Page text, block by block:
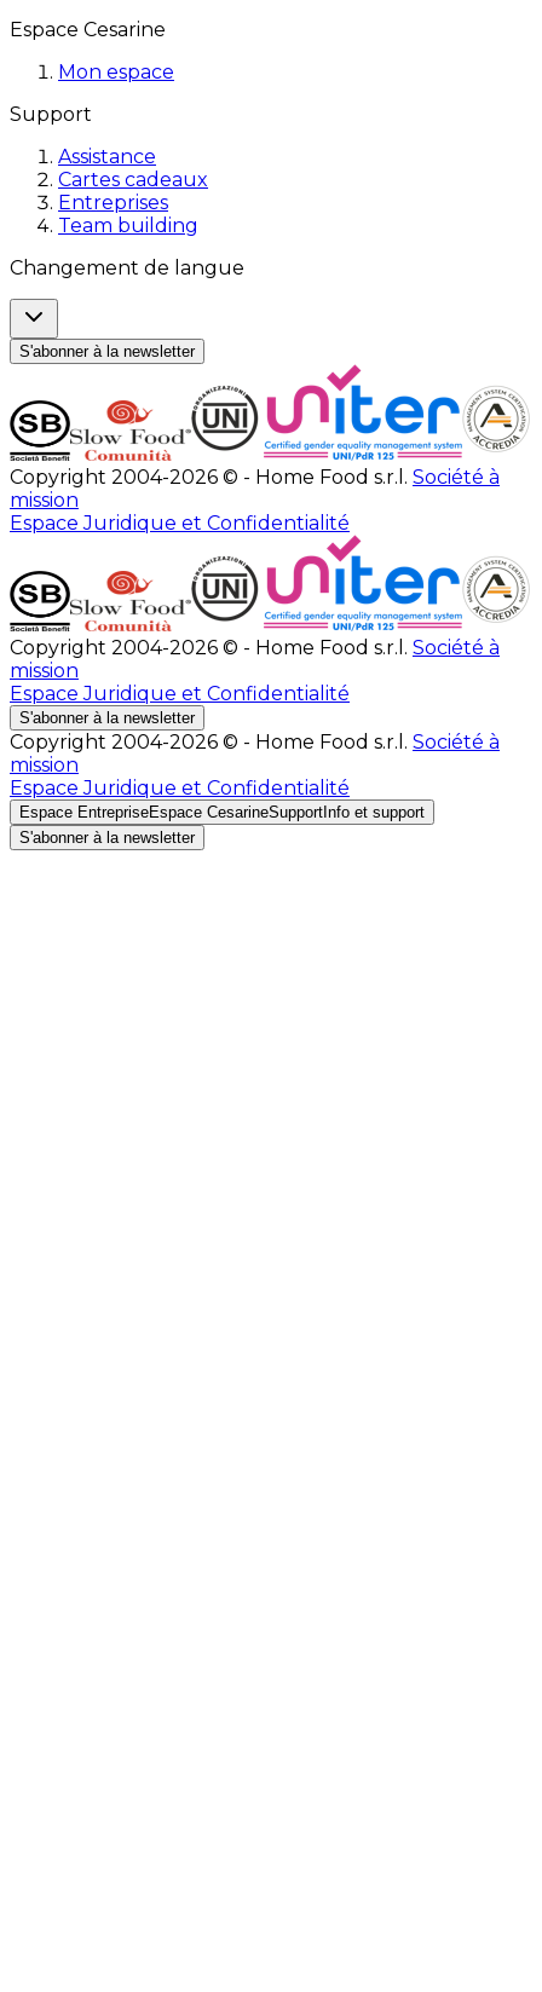
Espace Cesarine
Mon espace
Support
Assistance
Cartes cadeaux
Entreprises
Team building
Changement de langue
S'abonner à la newsletter
Copyright 2004-2026 © - Home Food s.r.l. Société à
mission
Espace Juridique et Confidentialité
Copyright 2004-2026 © - Home Food s.r.l. Société à
mission
Espace Juridique et Confidentialité
S'abonner à la newsletter
Copyright 2004-2026 © - Home Food s.r.l. Société à
mission
Espace Juridique et Confidentialité
Espace EntrepriseEspace CesarineSupport Info et support
S'abonner à la newsletter